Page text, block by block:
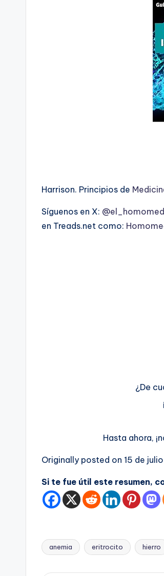
Harrison. Principios de
Síguenos en X:
en Treads.net como:
¿De
Hasta ahora,
Originally posted on 15 de
Si te fue útil este resumen,
Etiquetas:
anemia eritrocito hierro